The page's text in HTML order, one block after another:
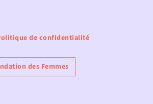
de confidentialité
des Femmes